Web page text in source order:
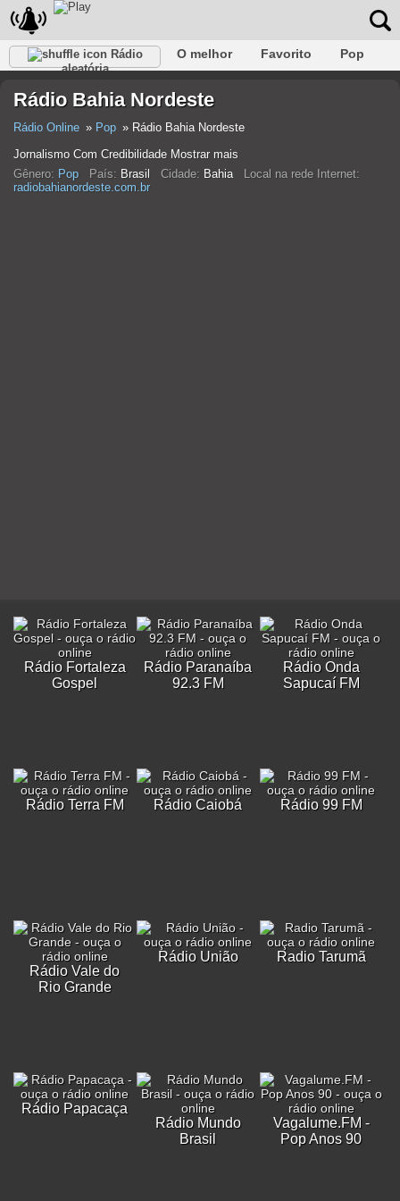
Rádio
aleatória
O melhor Favorito
Pop
Rap
Falk Jazz Bebê
Rádio Bahia Nordeste
Rádio Online Pop
Rádio Bahia Nordeste
Jornalismo Com Credibilidade Mostrar mais
Gênero: Pop País: Brasil Cidade: Bahia
Local na rede Internet:
radiobahianordeste.com.br
Rádio Fortaleza
Gospel
Rádio Paranaíba
92.3 FM
Rádio Onda
Sapucaí FM
Rádio Terra FM Rádio Caiobá Rádio 99 FM
Rádio Vale do
Rio Grande
Rádio União Radio Tarumã
Rádio Papacaça
Rádio Mundo
Brasil
Vagalume.FM -
Pop Anos 90